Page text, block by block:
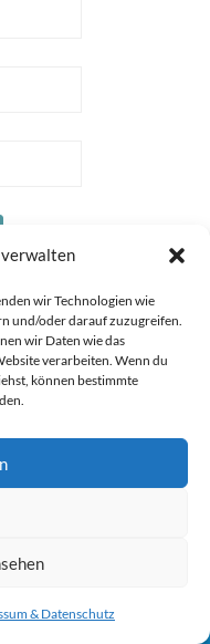
wir Technologien wie
und/oder darauf zuzugreifen.
wir Daten wie das
verarbeiten. Wenn du
können bestimmte
& Datenschutz
ÜBER
durch Google Analytics
klicken. Es wird ein
Ihrer Daten bei
dich auszutragen.